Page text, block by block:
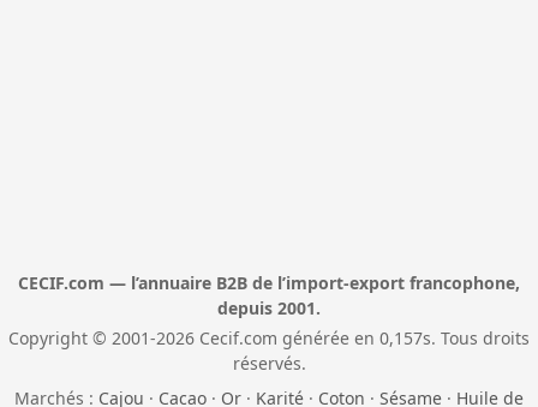
CECIF.com — l’annuaire B2B de l’import-export francophone,
depuis 2001.
Copyright © 2001-2026 Cecif.com générée en 0,157s. Tous droits
réservés.
Marchés : Cajou · Cacao · Or · Karité · Coton · Sésame · Huile de